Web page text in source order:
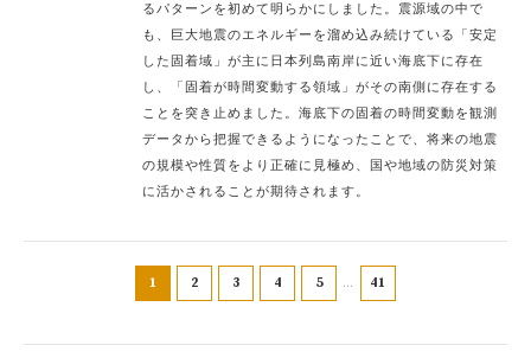
るパターンを初めて明らかにしました。震源域の中で
も、巨大地震のエネルギーを溜め込み続けている「安定
した固着域」が主に日本列島南岸に近い海底下に存在
し、「固着が時間変動する領域」がその南側に存在する
ことを突き止めました。海底下の固着の時間変動を観測
データから把握できるようになったことで、将来の地震
の規模や性質をより正確に見極め、国や地域の防災対策
に活かされることが期待されます。
1 2 3 4 5 41